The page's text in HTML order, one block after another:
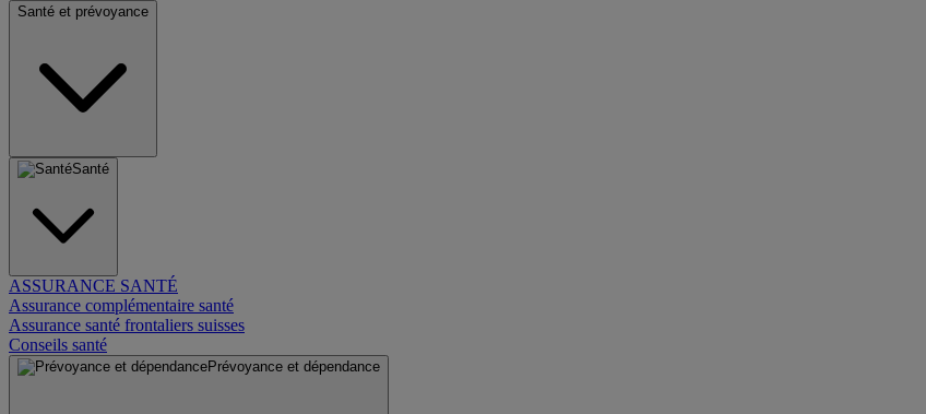
Santé et prévoyance
Santé
ASSURANCE SANTÉ
Assurance complémentaire santé
Assurance santé frontaliers suisses
Conseils santé
Prévoyance et dépendance